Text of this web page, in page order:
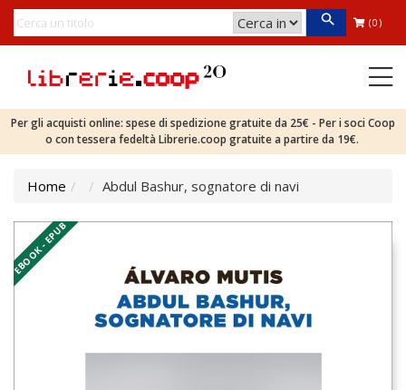
(0)
Per gli acquisti online: spese di spedizione gratuite da 25€ - Per i soci Coop
o con tessera fedeltà Librerie.coop gratuite a partire da 19€.
Home Abdul Bashur, sognatore di navi
EBOOK - EPUB